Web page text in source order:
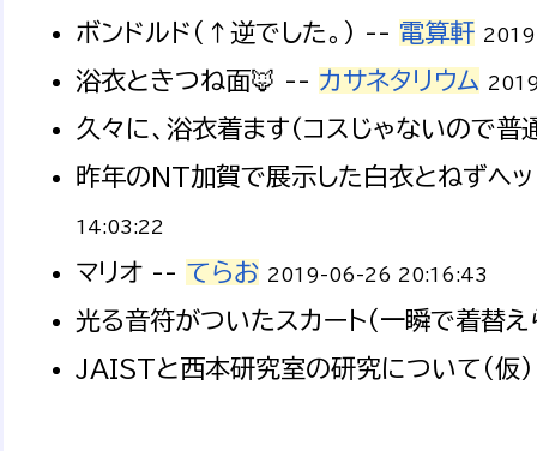
ボンドルド（↑逆でした。） -- 電算軒
浴衣ときつね面🦊 -- カサネタリウム
久々に、浴衣着ます(コスじゃないので
昨年のNT加賀で展示した白衣とねずヘ
14:03:22
マリオ -- てらお 2019-06-26 20:16:43
光る音符がついたスカート（一瞬で着替
JAISTと西本研究室の研究について（仮